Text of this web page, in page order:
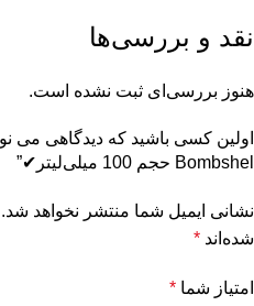
نقد و بررسی‌ها
هنوز بررسی‌ای ثبت نشده است.
اولین کسی باشید که دیدگاهی می
Bombshel حجم 100 میلی‌لیتر✔”
نشانی ایمیل شما منتشر نخواهد شد.
شده‌اند *
امتیاز شما *